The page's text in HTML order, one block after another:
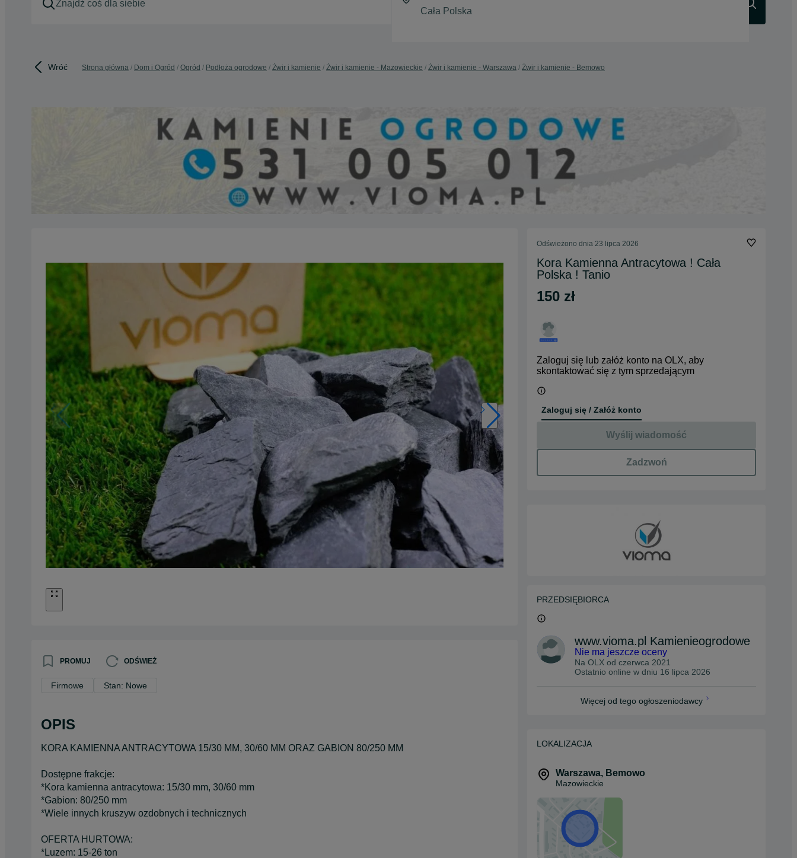
Wróć Strona główna Dom i Ogród Ogród Podłoża ogrodowe Żwir i kamienie Żwir i kamienie - Mazowieckie Żwir i kamienie - Warszawa Żwir i kamienie - Bemowo
PROMUJ ODŚWIEŻ
Firmowe Stan: Nowe
OPIS
KORA KAMIENNA ANTRACYTOWA 15/30 MM, 30/60 MM ORAZ GABION 80/250 MM
Dostępne frakcje:
*Kora kamienna antracytowa: 15/30 mm, 30/60 mm
*Gabion: 80/250 mm
*Wiele innych kruszyw ozdobnych i technicznych
OFERTA HURTOWA:
*Luzem: 15-26 ton
Odświeżono dnia 23 lipca 2026
Kora Kamienna Antracytowa ! Cała
Polska ! Tanio
150 zł
Zaloguj się lub załóż konto na OLX, aby
skontaktować się z tym sprzedającym
Zaloguj się / Załóż konto
Wyślij wiadomość
Zadzwoń
PRZEDSIĘBIORCA
www.vioma.pl Kamienieogrodowe
Nie ma jeszcze oceny
Na OLX od czerwca 2021
Ostatnio online w dniu 16 lipca 2026
Więcej od tego ogłoszeniodawcy
LOKALIZACJA
Warszawa, Bemowo
Mazowieckie